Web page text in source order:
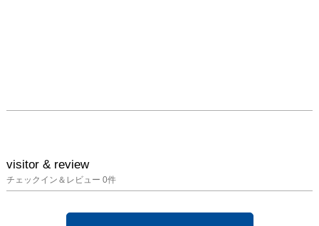
visitor & review
チェックイン＆レビュー 0件